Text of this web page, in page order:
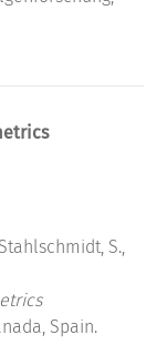
S.,
Spain.